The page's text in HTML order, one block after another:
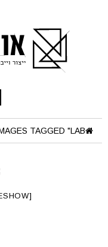
TAGGED "LAB"
[SHOW SLIDESHOW]